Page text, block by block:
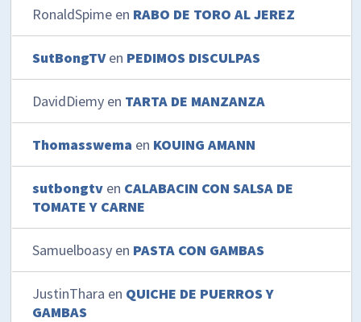
RonaldSpime en RABO DE TORO AL JEREZ
SutBongTVen PEDIMOS DISCULPAS
DavidDiemy en TARTA DE MANZANZA
Thomasswema en KOUING AMANN
sutbongtv en CALABACIN CON SALSA DE
TOMATE Y CARNE
Samuelboasy en PASTA CON GAMBAS
JustinThara en QUICHE DE PUERROS Y
GAMBAS